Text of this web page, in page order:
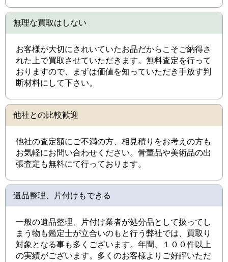
無理な買取はしない
お客様が大切にされいていたお品だからこそご納得さ
れた上で買取させていただきます。無料査定を行って
おりますので、まずは価値を知っていただき手放す判
断材料にして下さい。
他社との比較歓迎
他社の査定額にご不満の方、相見積りをお考えの方も
お気軽にお問い合わせください。骨董品や美術品の出
張査定も無料にて行っております。
遺品整理、片付けもできる
一般の遺品整理、片付け業者が処分品として扱ってし
まう物も鑑定士が立合いのもと行う弊社では、買取り
対象となる事も多くございます。年間、１００件以上
の実績がございます。多くのお客様よりご好評いただ